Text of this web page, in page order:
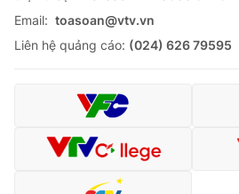
Email: toasoan@vtv.vn
Liên hệ quảng cáo: (024) 626 79595